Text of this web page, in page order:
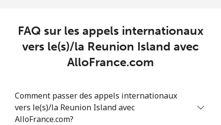
FAQ sur les appels internationaux
vers le(s)/la Reunion Island avec
AlloFrance.com
Comment passer des appels internationaux
vers le(s)/la Reunion Island avec
AlloFrance.com?